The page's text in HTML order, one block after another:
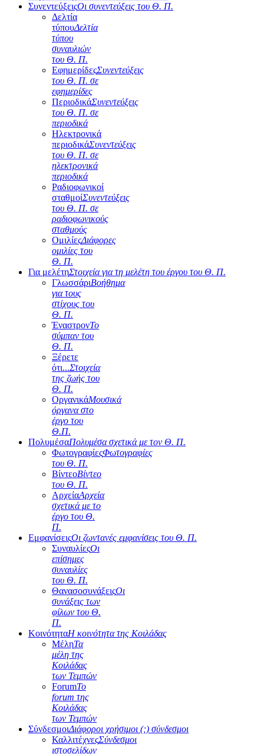
ΣυνεντεύξειςΟι συνεντεύξεις του Θ. Π.
Δελτία
τύπουΔελτία
τύπου
συναυλιών
του Θ. Π.
ΕφημερίδεςΣυνεντεύξεις
του Θ. Π. σε
εφημερίδες
ΠεριοδικάΣυνεντεύξεις
του Θ. Π. σε
περιοδικά
Ηλεκτρονικά
περιοδικάΣυνεντεύξεις
του Θ. Π. σε
ηλεκτρονικά
περιοδικά
Ραδιοφωνικοί
σταθμοίΣυνεντεύξεις
του Θ. Π. σε
ραδιοφωνικούς
σταθμούς
ΟμιλίεςΔιάφορες
ομιλίες του
Θ. Π.
Για μελέτηΣτοιχεία για τη μελέτη του έργου του Θ. Π.
ΓλωσσάριΒοήθημα
για τους
στίχους του
Θ. Π.
ΈναστρονΤο
σύμπαν του
Θ. Π.
Ξέρετε
ότι...Στοιχεία
της ζωής του
Θ. Π.
ΟργανικάΜουσικά
όργανα στο
έργο του
Θ.Π.
ΠολυμέσαΠολυμέσα σχετικά με τον Θ. Π.
ΦωτογραφίεςΦωτογραφίες
του Θ. Π.
ΒίντεοΒίντεο
του Θ. Π.
ΑρχείαΑρχεία
σχετικά με το
έργο του Θ.
Π.
ΕμφανίσειςΟι ζωντανές εμφανίσεις του Θ. Π.
ΣυναυλίεςΟι
επίσημες
συναυλίες
του Θ. Π.
ΘανασοσυνάξειςΟι
συνάξεις των
φίλων του Θ.
Π.
ΚοινότηταΗ κοινότητα της Κοιλάδας
ΜέληΤα
μέλη της
Κοιλάδας
των Τεμπών
ForumΤο
forum της
Κοιλάδας
των Τεμπών
ΣύνδεσμοιΔιάφοροι χρήσιμοι (;) σύνδεσμοι
ΚαλλιτέχνεςΣύνδεσμοι
ιστοσελίδων